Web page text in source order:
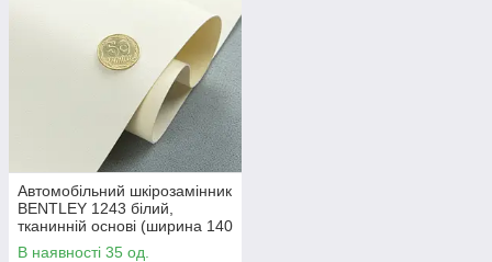
Автомобільний шкірозамінник
BENTLEY 1243 білий,
тканинній основі (ширина 140
см) Туреччина
В наявності 35 од.